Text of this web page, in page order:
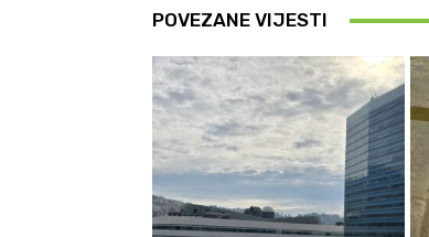
POVEZANE VIJESTI